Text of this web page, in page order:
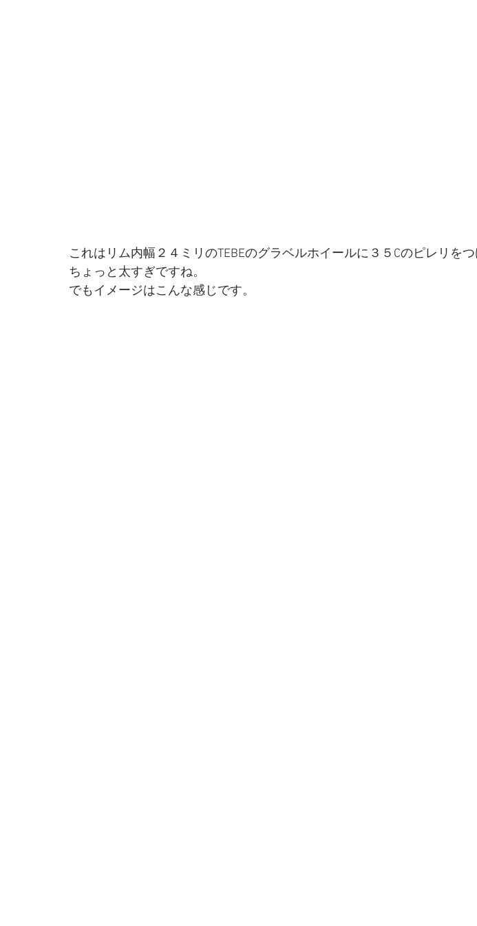
これはリム内幅２４ミリのTEBEのグラベルホイールに３５Cのピレリをつ
ちょっと太すぎですね。
でもイメージはこんな感じです。